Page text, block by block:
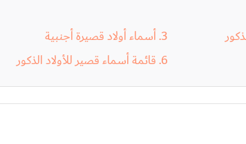
أسماء أولاد قصيرة أجنبية
قائمة أسماء قصير للأولاد الذكور